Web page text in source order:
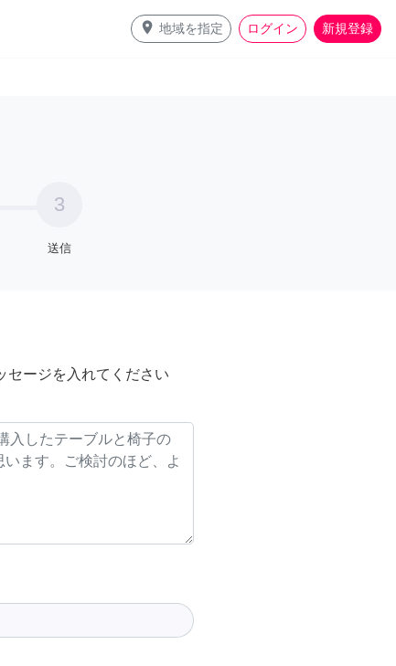
place 地域を指定 ログイン 新規登録
3
送信
セージを入れてください